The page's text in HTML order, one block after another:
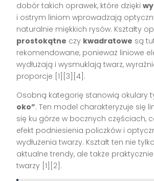
dobór takich oprawek, które dzięki
i ostrym liniom wprowadzają
naturalnie miękkich rysów. Kształty
prostokątne czy kwadratowe są
rekomendowane, ponieważ liniowe
wydłużają i wysmuklają twarz,
proporcje [1][3][4] .
Osobną kategorię stanowią okulary
oko”. Ten model charakteryzuje się
się ku górze w bocznych częściach,
efekt podniesienia policzków i
wydłużenia twarzy. Kształt ten nie
aktualne trendy, ale także
twarzy [1][2] .